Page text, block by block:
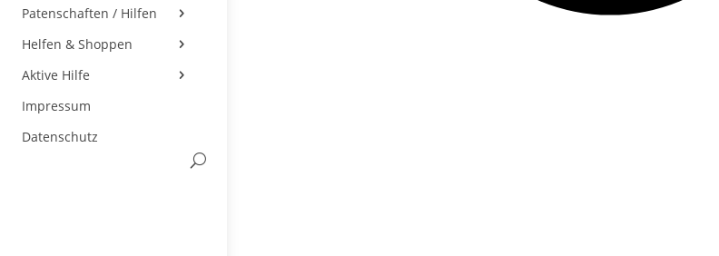
Patenschaften / Hilfen
Helfen & Shoppen
Aktive Hilfe
Impressum
Datenschutz